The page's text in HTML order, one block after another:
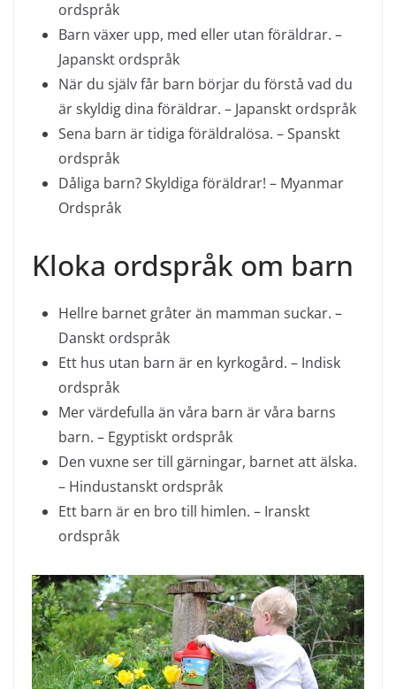
ordspråk
Barn växer upp, med eller utan föräldrar. –
Japanskt ordspråk
När du själv får barn börjar du förstå vad du
är skyldig dina föräldrar. – Japanskt ordspråk
Sena barn är tidiga föräldralösa. – Spanskt
ordspråk
Dåliga barn? Skyldiga föräldrar! – Myanmar
Ordspråk
Kloka ordspråk om barn
Hellre barnet gråter än mamman suckar. –
Danskt ordspråk
Ett hus utan barn är en kyrkogård. – Indisk
ordspråk
Mer värdefulla än våra barn är våra barns
barn. – Egyptiskt ordspråk
Den vuxne ser till gärningar, barnet att älska.
– Hindustanskt ordspråk
Ett barn är en bro till himlen. – Iranskt
ordspråk